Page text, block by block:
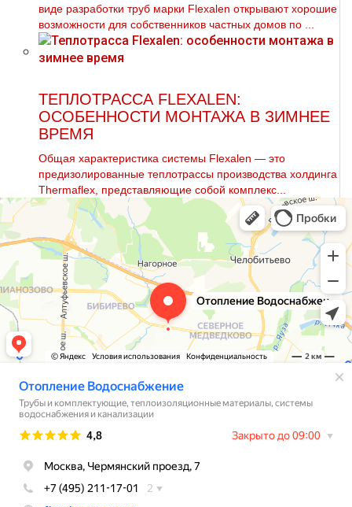
виде разработки труб марки Flexalen открывают хорошие
возможности для собственников частных домов по ...
ТЕПЛОТРАССА FLEXALEN:
ОСОБЕННОСТИ МОНТАЖА В ЗИМНЕЕ
ВРЕМЯ
Общая характеристика системы Flexalen — это
предизолированные теплотрассы производства холдинга
Thermaflex, представляющие собой комплекс...